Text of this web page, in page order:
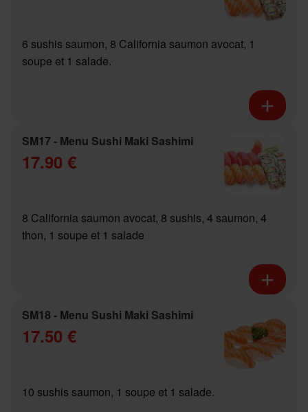
6 sushis saumon, 8 California saumon avocat, 1
soupe et 1 salade.
SM17 - Menu Sushi Maki Sashimi
17.90 €
8 California saumon avocat, 8 sushis, 4 saumon, 4
thon, 1 soupe et 1 salade
SM18 - Menu Sushi Maki Sashimi
17.50 €
10 sushis saumon, 1 soupe et 1 salade.